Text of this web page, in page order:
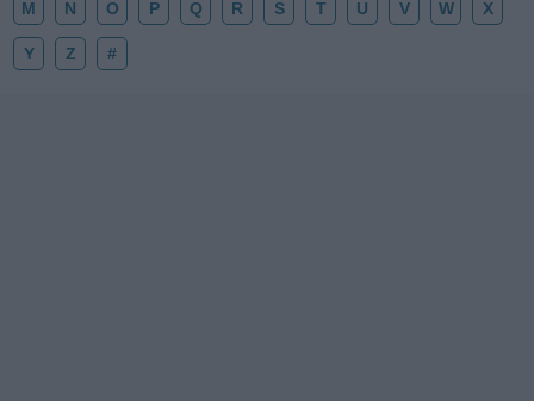
M N O P Q R S T U V W X
Y Z #